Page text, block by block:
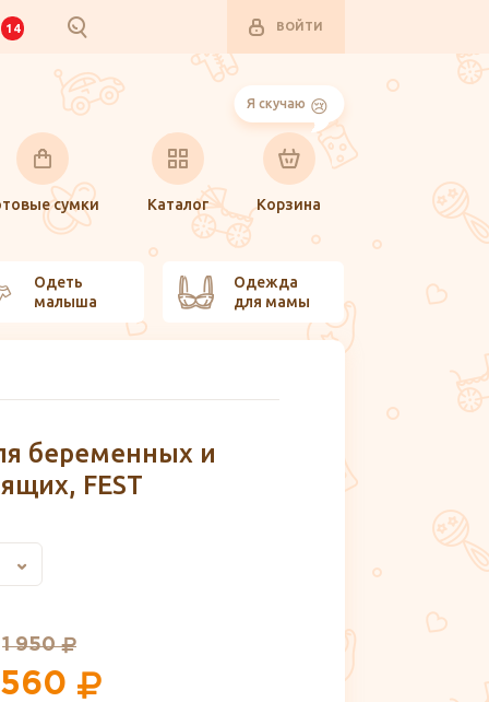
14 ВОЙТИ
сумки
Каталог
Я скучаю
Корзина
Одеть
малыша
Одежда
для мамы
беременных и
FEST
1 950
560